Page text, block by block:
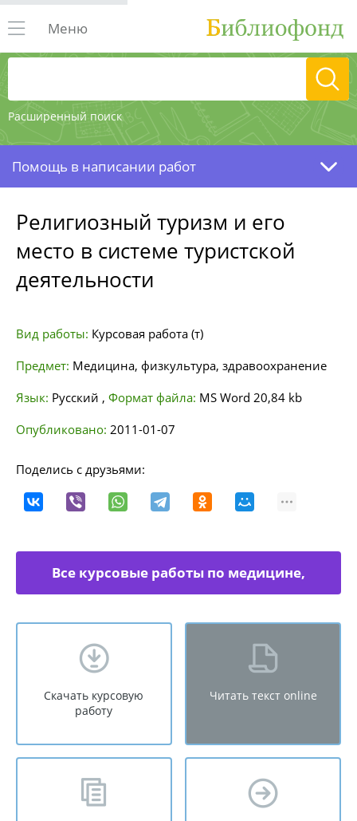
Расширенный поиск
Меню
Помощь в написании работ
Религиозный туризм и его
место в системе туристской
деятельности
Вид работы: Курсовая работа (т)
Предмет: Медицина, физкультура, здравоохранение
Язык: Русский , Формат файла: MS Word 20,84 kb
Опубликовано: 2011-01-07
Поделись с друзьями:
Все курсовые работы по медицине,
Скачать курсовую
работу
Читать текст online